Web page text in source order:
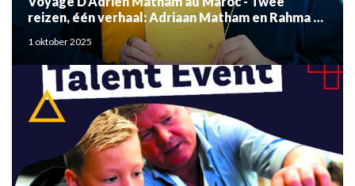
reizen, één verhaal: Adriaan Matham en Rahma el
Mouden
1 oktober 2025